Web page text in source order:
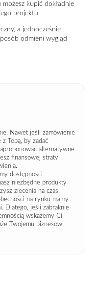
możesz kupić dokładnie
projektu.
a jednocześnie
odmieni wygląd
Nawet jeśli zamówienie
z Tobą, by zadać
alternatywne
finansowej straty
dostępności
niezbędne produkty
zlecenia na czas.
na rynku mamy
Dlatego, jeśli zabraknie
wskażemy Ci
Twojemu biznesowi